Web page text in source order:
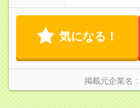
気になる！
掲載元企業名